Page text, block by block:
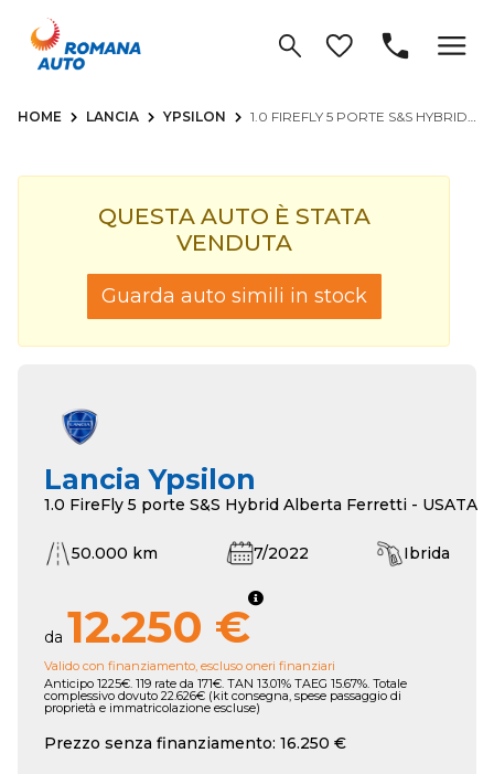
HOME LANCIA YPSILON 1.0 FIREFLY 5 PORTE S&S HYBRID ALBERTA FERRETTI - USATA
QUESTA AUTO È STATA
VENDUTA
Guarda auto simili in stock
Lancia Ypsilon
1.0 FireFly 5 porte S&S Hybrid Alberta Ferretti - USATA
50.000 km 7/2022 Ibrida
da 12.250 €
Valido con finanziamento, escluso oneri finanziari
Anticipo 1225€. 119 rate da 171€. TAN 13.01% TAEG 15.67%. Totale
complessivo dovuto 22.626€ (kit consegna, spese passaggio di
proprietà e immatricolazione escluse)
Prezzo senza finanziamento: 16.250 €